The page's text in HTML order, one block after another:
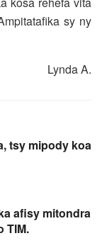
sy ny
Lynda A.
tsy mipody koa
afisy mitondra
TIM.